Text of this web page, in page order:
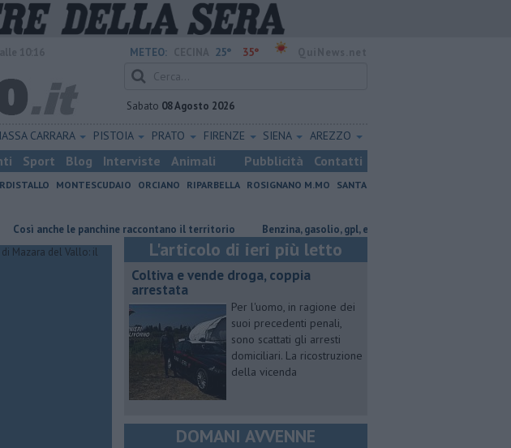
METEO: 25° 35°
Sabato 08 Agosto 2026
CARRARA PISTOIA PRATO FIRENZE SIENA AREZZO
Sport Blog Interviste Animali Pubblicità Contatti
MONTESCUDAIO ORCIANO RIPARBELLA ROSIGNANO M.MO
SANTA
le panchine raccontano il territorio ​Benzina, gasolio, gpl, ecco dove risparmiare
L'articolo di ieri più letto
Coltiva e vende droga, coppia
arrestata
Per l'uomo, in ragione dei
suoi precedenti penali,
sono scattati gli arresti
domiciliari. La ricostruzione
della vicenda
DOMANI AVVENNE